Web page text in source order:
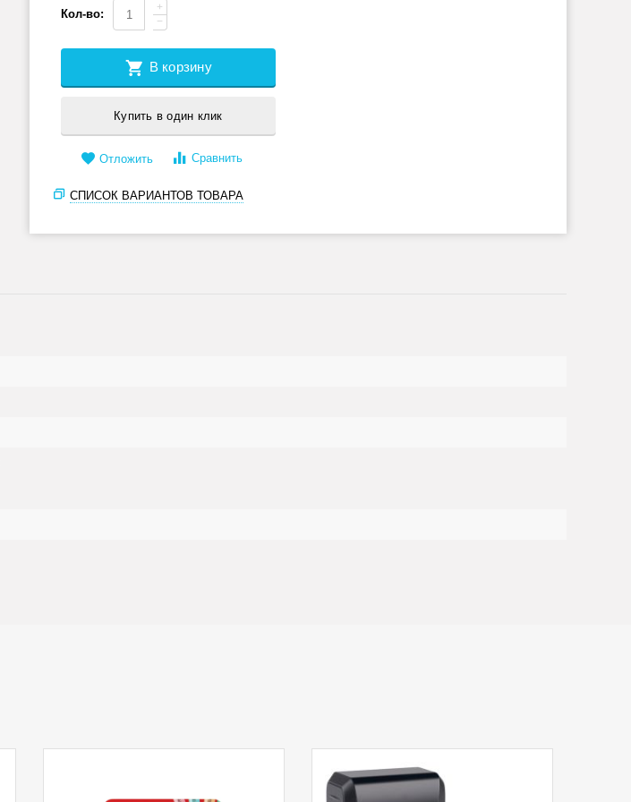
Кол-во:
+
−
В корзину
Купить в один клик
Отложить Сравнить
СПИСОК ВАРИАНТОВ ТОВАРА